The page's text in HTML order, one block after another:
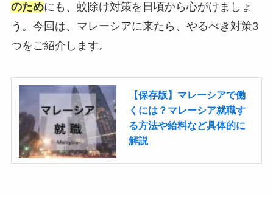
のためにも、蚊除け対策を日頃から心がけましょ
う。今回は、マレーシアに来たら、やるべき対策3
つをご紹介します。
【保存版】マレーシアで働
くには？マレーシア就職す
る方法や給料など具体的に
解説